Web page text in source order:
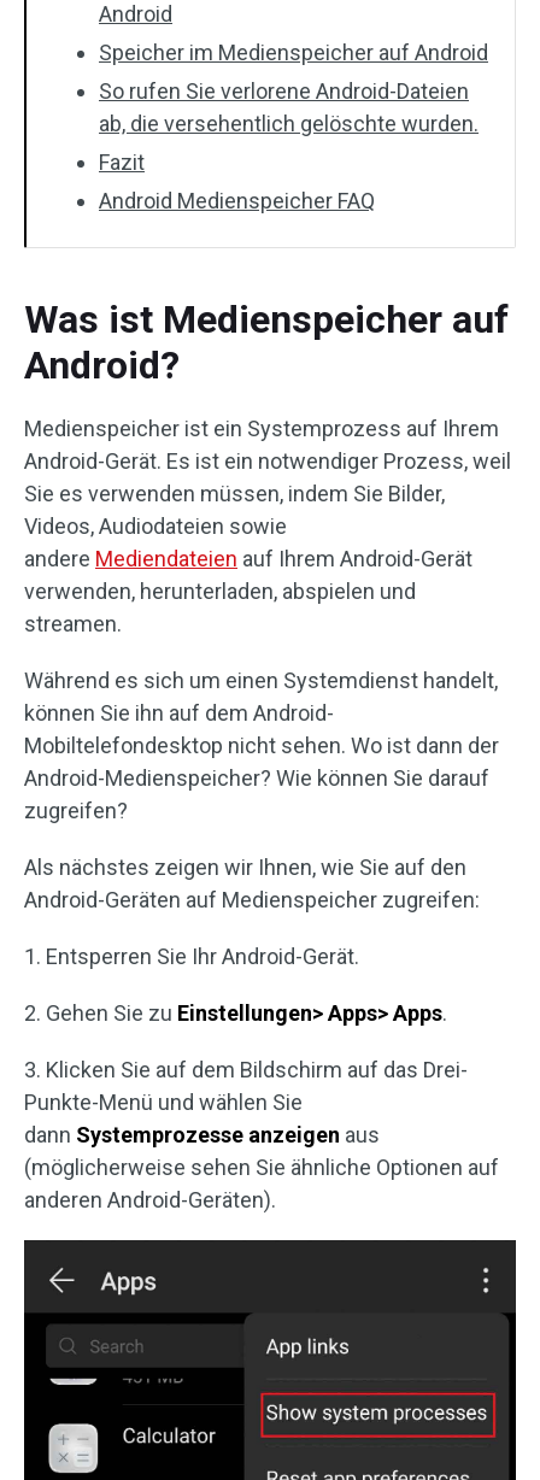
Android
Speicher im Medienspeicher auf Android
So rufen Sie verlorene Android-Dateien
ab, die versehentlich gelöschte wurden.
Fazit
Android Medienspeicher FAQ
Was ist Medienspeicher auf
Android?
Medienspeicher ist ein Systemprozess auf Ihrem
Android-Gerät. Es ist ein notwendiger Prozess, weil
Sie es verwenden müssen, indem Sie Bilder,
Videos, Audiodateien sowie
andere Mediendateien auf Ihrem Android-Gerät
verwenden, herunterladen, abspielen und
streamen.
Während es sich um einen Systemdienst handelt,
können Sie ihn auf dem Android-
Mobiltelefondesktop nicht sehen. Wo ist dann der
Android-Medienspeicher? Wie können Sie darauf
zugreifen?
Als nächstes zeigen wir Ihnen, wie Sie auf den
Android-Geräten auf Medienspeicher zugreifen:
1. Entsperren Sie Ihr Android-Gerät.
2. Gehen Sie zu Einstellungen> Apps> Apps.
3. Klicken Sie auf dem Bildschirm auf das Drei-
Punkte-Menü und wählen Sie
dann Systemprozesse anzeigen aus
(möglicherweise sehen Sie ähnliche Optionen auf
anderen Android-Geräten).